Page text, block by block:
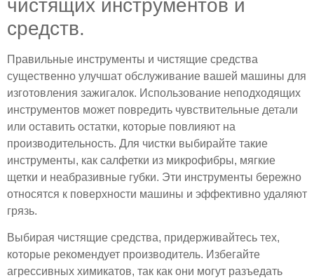
чистящих инструментов и
средств.
Правильные инструменты и чистящие средства
существенно улучшат обслуживание вашей машины для
изготовления зажигалок. Использование неподходящих
инструментов может повредить чувствительные детали
или оставить остатки, которые повлияют на
производительность. Для чистки выбирайте такие
инструменты, как салфетки из микрофибры, мягкие
щетки и неабразивные губки. Эти инструменты бережно
относятся к поверхности машины и эффективно удаляют
грязь.
Выбирая чистящие средства, придерживайтесь тех,
которые рекомендует производитель. Избегайте
агрессивных химикатов, так как они могут разъедать